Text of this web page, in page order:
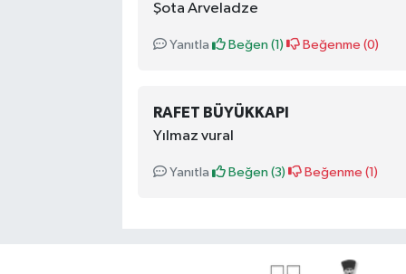
Şota Arveladze
Yanıtla Beğen (1 ) Beğenme (0)
RAFET BÜYÜKKAPI
Yılmaz vural
Yanıtla Beğen (3) Beğenme (1 )